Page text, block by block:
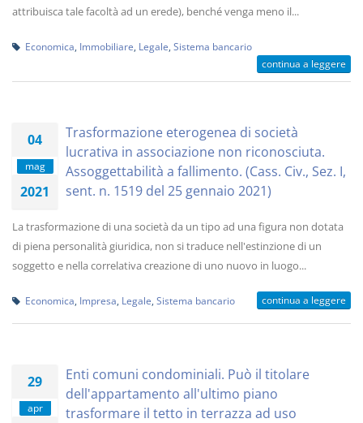
attribuisca tale facoltà ad un erede), benché venga meno il...
Economica Immobiliare Legale Sistema bancario
continua a leggere
04
mag
2021
Trasformazione eterogenea di società
lucrativa in associazione non riconosciuta.
Assoggettabilità a fallimento. (Cass. Civ., Sez. I,
sent. n. 1519 del 25 gennaio 2021)
La trasformazione di una società da un tipo ad una figura non dotata
di piena personalità giuridica, non si traduce nell'estinzione di un
soggetto e nella correlativa creazione di uno nuovo in luogo...
Economica Impresa Legale Sistema bancario continua a leggere
29
apr
Enti comuni condominiali. Può il titolare
dell'appartamento all'ultimo piano
trasformare il tetto in terrazza ad uso